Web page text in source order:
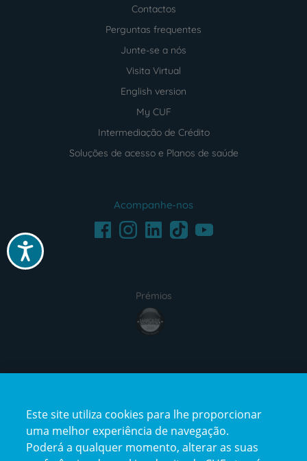
Acessibilidade
Contactos
Perguntas frequentes
Junte-se a nós
Visita Virtual
English version
My CUF
Intermediação de Crédito
Soluções de acesso e Planos de saúde
Acompanhe-nos
FacebookInstagramLinkedInTikTokYoutube
Prémios
award4
certification2certification3
Este site utiliza cookies para lhe proporcionar
uma melhor experiência de navegação.
Poderá a qualquer momento, alterar as suas